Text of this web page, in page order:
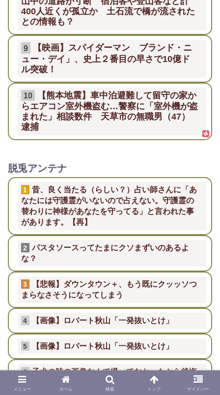
400人近くが孤立か 土石流で橋が流された
との情報も？
9
【映画】スパイダーマン ブランド・ニ
ュー・デイ」、史上２番目の早さで10億ド
ル突破！
10
【熊本地震】車中泊避難して留守の家か
らエアコン室外機盗む…警察に「室外機が盗
まれた」相談数件 天草市の無職男（47）
逮捕
脱兎アンテナ
1
昔、良く当たる（らしい？）占い師さんに「あ
なたには守護霊がいないので占えない。守護霊の
替わりに神様があなたを守ってる」と言われた事
があります。【再】
2
パスタソースってたまにクソまずいのあるよ
な？
3
【悲報】ダウンタウン＋、もう既にクッッソつ
まらなさそうになってしまう
4 【画像】ロバート秋山「一発抜いとけ」
5 【画像】ロバート秋山「一発抜いとけ」
6 子犬の時の画像なんて撮ってなかったから後悔
してるなぁ…【再】
メニュー ホーム 検索 トップ サイドバー